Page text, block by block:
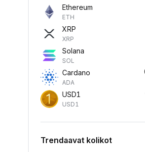
Ethereum
ETH
XRP
XRP
Solana
SOL
Cardano
ADA
USD1
USD1
Trendaavat kolikot